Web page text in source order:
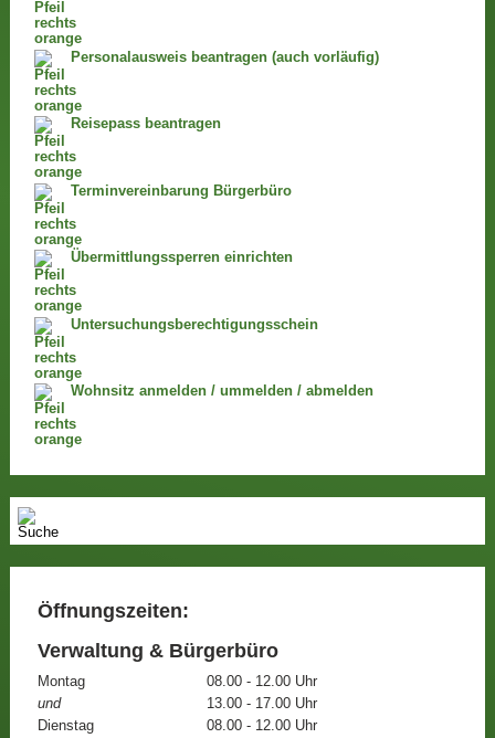
Personalausweis beantragen (auch vorläufig)
Reisepass beantragen
Terminvereinbarung Bürgerbüro
Übermittlungssperren einrichten
Untersuchungsberechtigungsschein
Wohnsitz anmelden / ummelden / abmelden
Öffnungszeiten:
Verwaltung & Bürgerbüro
Montag
08.00 - 12.00 Uhr
und
13.00 - 17.00 Uhr
Dienstag
08.00 - 12.00 Uhr